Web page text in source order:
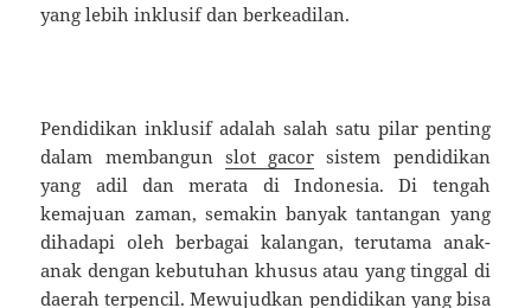
yang lebih inklusif dan berkeadilan.
Pendidikan inklusif adalah salah satu pilar penting
dalam membangun slot gacor sistem pendidikan
yang adil dan merata di Indonesia. Di tengah
kemajuan zaman, semakin banyak tantangan yang
dihadapi oleh berbagai kalangan, terutama anak-
anak dengan kebutuhan khusus atau yang tinggal di
daerah terpencil. Mewujudkan pendidikan yang bisa